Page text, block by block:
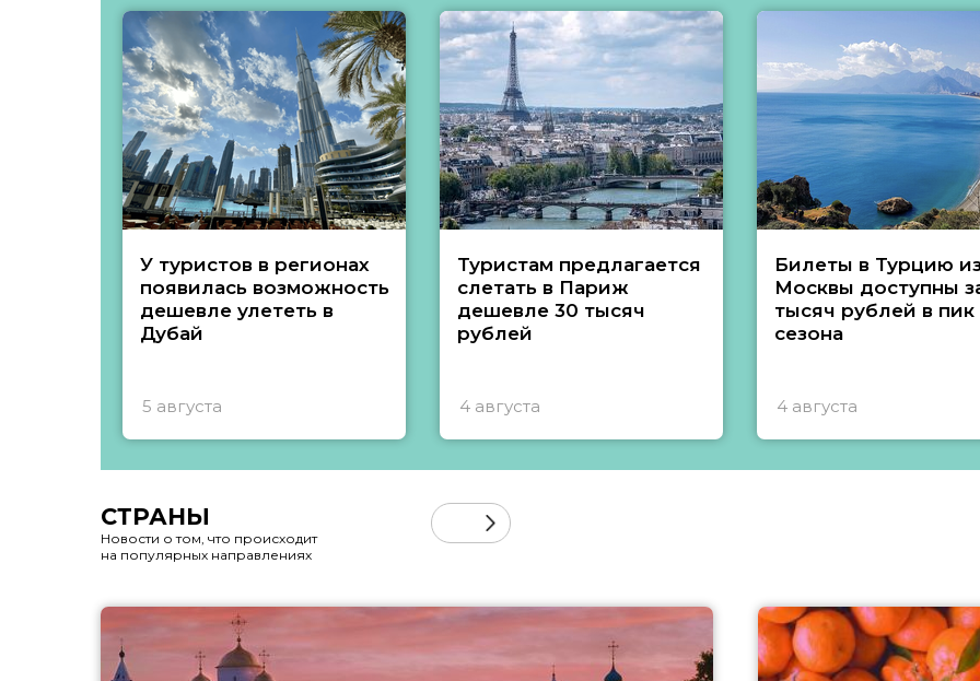
У туристов в регионах
появилась возможность
дешевле улететь в
Дубай
5 августа
Туристам предлагается
слетать в Париж
дешевле 30 тысяч
рублей
4 августа
Билеты в Турцию из
Москвы доступны
тысяч рублей в пик
сезона
4 августа
СТРАНЫ
Новости о том, что происходит
на популярных направлениях